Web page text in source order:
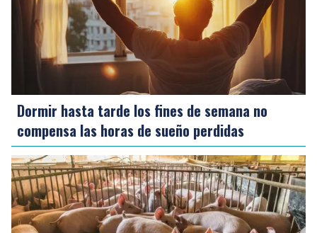
Dormir hasta tarde los fines de semana no
compensa las horas de sueño perdidas